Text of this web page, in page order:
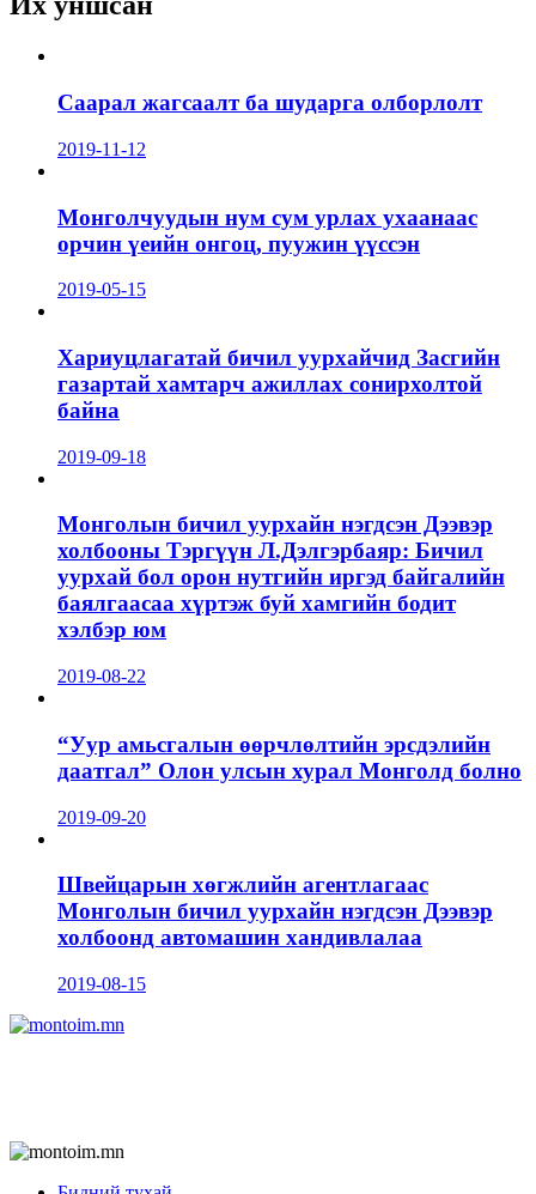
Саарал жагсаалт ба шударга олборлолт
2019-11-12
Монголчуудын нум сум урлах ухаанаас
орчин үеийн онгоц, пуужин үүссэн
2019-05-15
Хариуцлагатай бичил уурхайчид Засгийн
газартай хамтарч ажиллах сонирхолтой
байна
2019-09-18
Монголын бичил уурхайн нэгдсэн Дээвэр
холбооны Тэргүүн Л.Дэлгэрбаяр: Бичил
уурхай бол орон нутгийн иргэд байгалийн
баялгаасаа хүртэж буй хамгийн бодит
хэлбэр юм
2019-08-22
“Уур амьсгалын өөрчлөлтийн эрсдэлийн
даатгал” Олон улсын хурал Монголд болно
2019-09-20
Швейцарын хөгжлийн агентлагаас
Монголын бичил уурхайн нэгдсэн Дээвэр
холбоонд автомашин хандивлалаа
2019-08-15